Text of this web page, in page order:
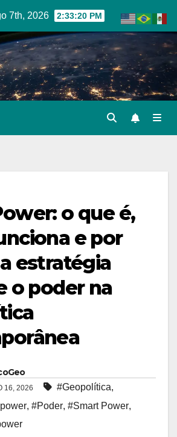
7th, 2026 2:33:21 PM
o que é,
e por
estratégia
o poder na
16, 2026 #Geopolítica,
, #Poder, #Smart Power,